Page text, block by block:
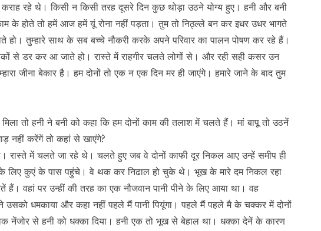
रहे थे। किसी न किसी तरह दूसरे दिन कुछ थोड़ा उठने योग्य हुए। हनी और बनी
के होते तो हमें आज हमें यूं रोना नहीं पड़ता। तुम तो निठ्ल्ले बन कर इधर उधर भागते
हो। तुम्हारे साथ के सब बच्चे नौकरी करके अपने परिवार का पालन पोषण कर रहे हैं।
से डर कर आ जाते हो। रास्ते में राहगीर चलते लोगों से। और रही सही कसर उन
जीना बेकार है। हम दोनों तो एक न एक दिन मर ही जाएंगे। हमारे जाने के बाद तुम
तो हनी ने बनी को कहा कि हम दोनों काम की तलाश में चलते हैं। मां बापू तो उठनें
नहीं करेंगें तो कहां से खाएंगे?
रास्ते में चलते जा रहे थे। चलते हुए जब वे दोनों काफी दूर निकल आए उन्हें समीप ही
लिए कुएं के पास पहुंचे। वे थक कर निढाल हो चुके थे। भूख के मारे दम निकल रहा
हैं। वहां पर उन्हीं की तरह का एक नौजवान पानी पीने के लिए आया था। वह
उसको धमकाया और कहा नहीं पहले मैं पानी पियूंगा। पहले मैं पहले मै के चक्कर में दोनों
नेंजोर से हनी को धक्का दिया। हनी एक तो भूख से बेहाल था। धक्का देनें के कारण